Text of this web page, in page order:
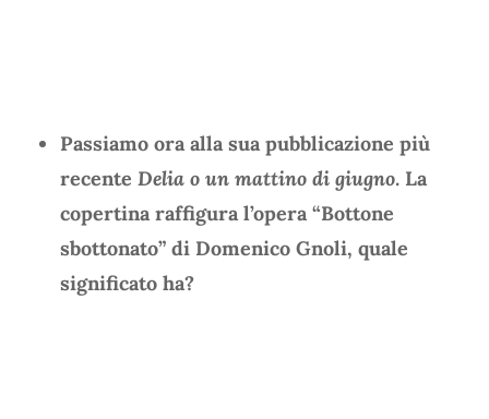
Passiamo ora alla sua pubblicazione più
recente Delia o un mattino di giugno. La
copertina raffigura l’opera “Bottone
sbottonato” di Domenico Gnoli, quale
significato ha?